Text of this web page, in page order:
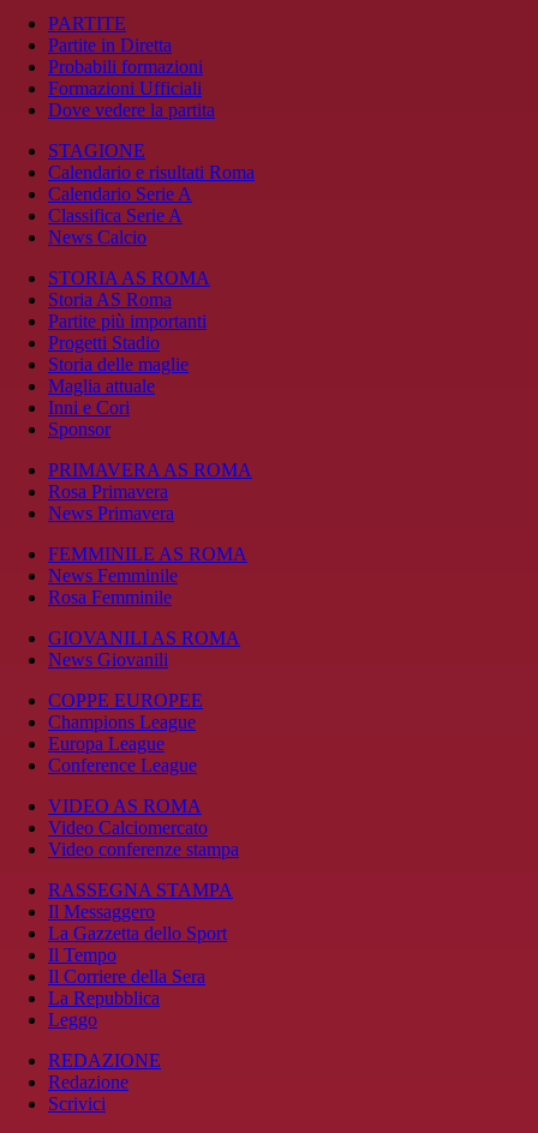
PARTITE
Partite in Diretta
Probabili formazioni
Formazioni Ufficiali
Dove vedere la partita
STAGIONE
Calendario e risultati Roma
Calendario Serie A
Classifica Serie A
News Calcio
STORIA AS ROMA
Storia AS Roma
Partite più importanti
Progetti Stadio
Storia delle maglie
Maglia attuale
Inni e Cori
Sponsor
PRIMAVERA AS ROMA
Rosa Primavera
News Primavera
FEMMINILE AS ROMA
News Femminile
Rosa Femminile
GIOVANILI AS ROMA
News Giovanili
COPPE EUROPEE
Champions League
Europa League
Conference League
VIDEO AS ROMA
Video Calciomercato
Video conferenze stampa
RASSEGNA STAMPA
Il Messaggero
La Gazzetta dello Sport
Il Tempo
Il Corriere della Sera
La Repubblica
Leggo
REDAZIONE
Redazione
Scrivici